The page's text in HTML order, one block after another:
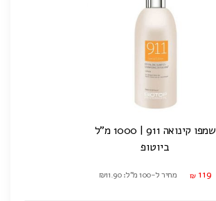
שמפו קינואה 911 | 1000 מ"ל
ביוטופ
₪ 119 מחיר ל-100 מ"ל: ₪11.90